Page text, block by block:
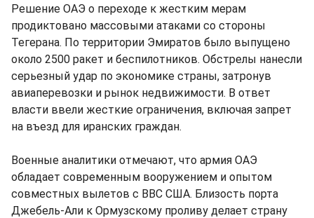
Решение ОАЭ о переходе к жестким мерам
продиктовано массовыми атаками со стороны
Тегерана. По территории Эмиратов было выпущено
около 2500 ракет и беспилотников. Обстрелы нанесли
серьезный удар по экономике страны, затронув
авиаперевозки и рынок недвижимости. В ответ
власти ввели жесткие ограничения, включая запрет
на въезд для иранских граждан.
Военные аналитики отмечают, что армия ОАЭ
обладает современным вооружением и опытом
совместных вылетов с ВВС США. Близость порта
Джебель-Али к Ормузскому проливу делает страну